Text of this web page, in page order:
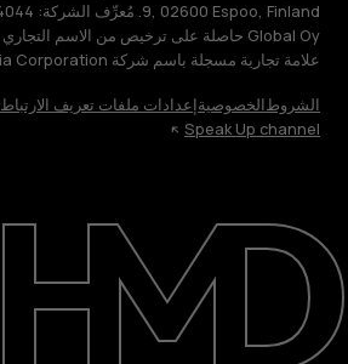
حول
الدعم
Iraq
علامة تجارية مسجلة باسم شركة Nokia Corporation.
الشروطالخصوصيةإعدادات ملفات تعريف الارتباط
Speak Up channel